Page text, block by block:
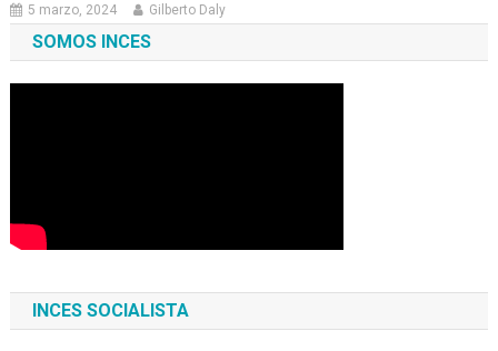
5 marzo, 2024 Gilberto Daly
SOMOS INCES
INCES SOCIALISTA